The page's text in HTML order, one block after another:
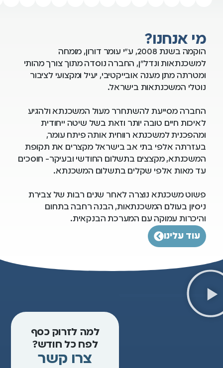
הוקמה בשנת 2008, ע"י עומר דורון, מומחה
ונדל"ן, החברה נוסדה מתוך צורך מהותי
מתן מענה אובייקטיבי, יעיל ומקצועי לציבור
המשכנתאות בישראל.
מסייעת להשתחרר מעול המשכנתא ולהגיע
חיים טובה יותר וזאת בשל שיטה ייחודית
למשכנתא רווחית אותה פיתח עומר,
אלפי בתי אב בישראל מקצרים את תקופת
מקצצים בתשלום החודשי ובעיקר- חוסכים
אלפי שקלים בתשלום המשכנתא.
נוצרה לאחר שנים רבות של צבירת
בעולם המשכנתאות, הבנה רחבה בתחום
עמוקה עם המערכת הבנקאית.
למה לזרוק כסף
לפח כל חודש?
צרו קשר